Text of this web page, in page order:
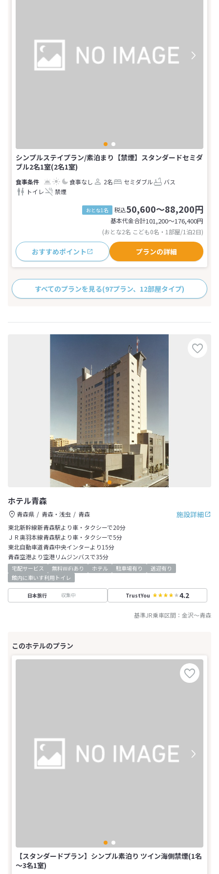
シンプルステイプラン/素泊まり【禁煙】スタンダードセミダ
ブル2名1室(2名1室)
食事なし 2名 セミダブル
バス
トイレ
禁煙
おとな1名 税込50,600～88,200円
基本代金合計101,200〜176,400円
(おとな2名 こども0名・1部屋/1泊2日)
おすすめポイント プランの詳細
すべてのプランを見る(97プラン、12部屋タイプ)
ホテル青森
施設詳細
青森県 青森・浅虫
青森
東北新幹線新青森駅より車・タクシーで20分
ＪＲ奥羽本線青森駅より車・タクシーで5分
東北自動車道青森中央インターより15分
青森空港より空港リムジンバスで35分
宅配サービス 無料WiFiあり ホテル 駐車場有り
送迎有り
館内に車いす利用トイレ
日本旅行 収集中 TrustYou 4.2
基準JR乗車区間： 金沢～青森
【スタンダードプラン】シンプル素泊り ツイン海側禁煙(1名
～3名1室)